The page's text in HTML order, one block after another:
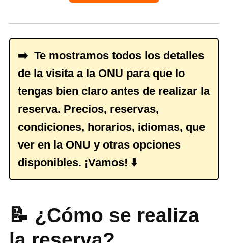
➡️ Te mostramos todos los detalles
de la visita a la ONU para que lo
tengas bien claro antes de realizar la
reserva. Precios, reservas,
condiciones, horarios, idiomas, que
ver en la ONU y otras opciones
disponibles. ¡Vamos! ⬇️
📝 ¿Cómo se realiza